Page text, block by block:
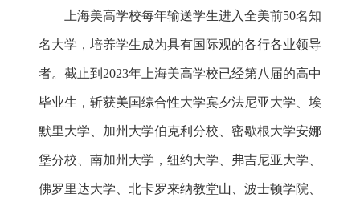
上海美高学校每年输送学生进入全美前50名知
名大学，培养学生成为具有国际观的各行各业领导
者。截止到2023年上海美高学校已经第八届的高中
毕业生，斩获美国综合性大学宾夕法尼亚大学、埃
默里大学、加州大学伯克利分校、密歇根大学安娜
堡分校、南加州大学，纽约大学、弗吉尼亚大学、
佛罗里达大学、北卡罗来纳教堂山、波士顿学院、